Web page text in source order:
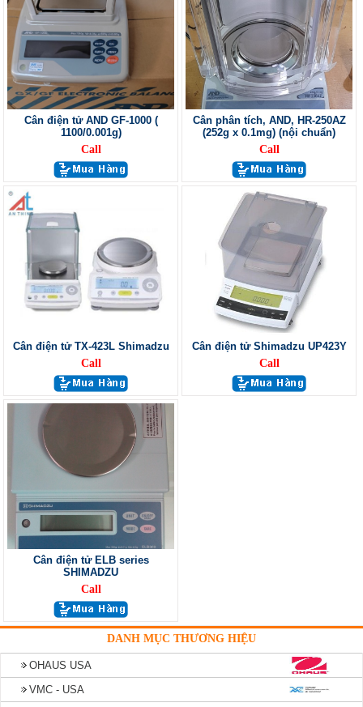
Cân điện tử AND GF-1000 (
1100/0.001g)
Call
Cân phân tích, AND, HR-250AZ
(252g x 0.1mg) (nội chuẩn)
Call
Cân điện tử TX-423L Shimadzu
Call
Cân điện tử Shimadzu UP423Y
Call
Cân điện tử ELB series
SHIMADZU
Call
DANH MỤC THƯƠNG HIỆU
OHAUS USA
VMC - USA